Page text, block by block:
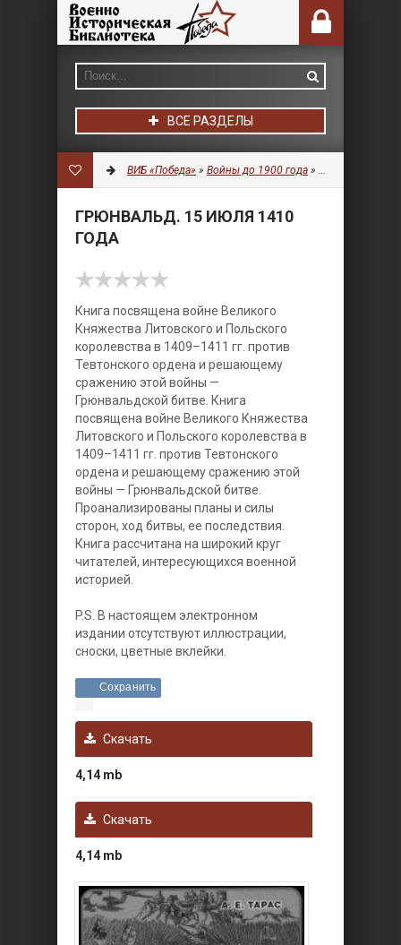
ВСЕ РАЗДЕЛЫ
ВИБ «Победа» » Войны до 1900 года » История
ГРЮНВАЛЬД. 15 ИЮЛЯ 1410
ГОДА
Книга посвящена войне Великого
Княжества Литовского и Польского
королевства в 1409–1411 гг. против
Тевтонского ордена и решающему
сражению этой войны —
Грюнвальдской битве. Книга
посвящена войне Великого Княжества
Литовского и Польского королевства в
1409–1411 гг. против Тевтонского
ордена и решающему сражению этой
войны — Грюнвальдской битве.
Проанализированы планы и силы
сторон, ход битвы, ее последствия.
Книга рассчитана на широкий круг
читателей, интересующихся военной
историей.
P.S. В настоящем электронном
издании отсутствуют иллюстрации,
сноски, цветные вклейки.
Сохранить
Скачать
4,14 mb
Скачать
4,14 mb